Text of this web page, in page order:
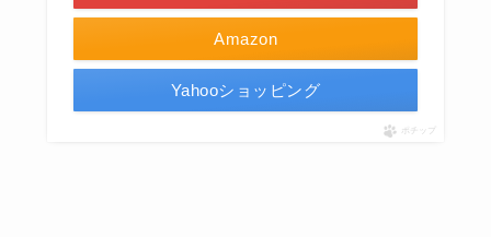
Amazon
Yahooショッピング
ポチップ